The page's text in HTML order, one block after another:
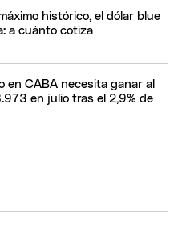
histórico, el dólar blue
a cuánto cotiza
en CABA necesita ganar al
en julio tras el 2,9% de